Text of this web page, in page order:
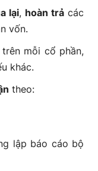
lại, hoàn trảcác
vốn.
mỗi cổ phần,
khác.
theo:
lập báo cáo bộ